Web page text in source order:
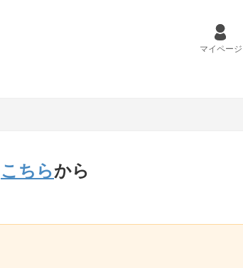
マイページ
こちらから